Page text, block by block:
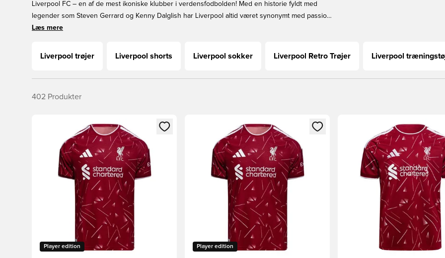
Liverpool FC – en af de mest ikoniske klubber i verdensfodbolden! Med en historie fyldt med
legender som Steven Gerrard og Kenny Dalglish har Liverpool altid været synonymt med passion,
intensitet og storslåede øjeblikke. Anfield er stedet, hvor magi sker, og “You’ll Never Walk Alone”
uforglemmelige Champions League-sejre – Liverpool FC er for dem, der elsker at vinde og leve
Læs mere
Liverpool trøjer Liverpool shorts Liverpool sokker Liverpool Retro Trøjer Liverpool
402 Produkter
Åbner en Modal til at logge ind eller tilmelde dig som medlem
Player edition
Åbner en Modal til at logge ind eller tilmelde dig som medlem
Player edition
Åbner en Modal til at logge